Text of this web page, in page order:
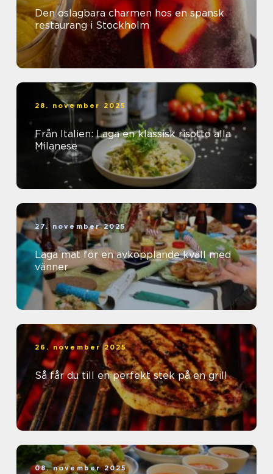
Den oslagbara charmen hos en spansk
restaurang i Stockholm
28. november 2025
Från Italien: Laga en klassisk risotto alla
Milanese
27. november 2025
Laga mat för en avkopplande kväll med
vänner
26. november 2025
Så får du till en perfekt stek på en grill
08. november 2025